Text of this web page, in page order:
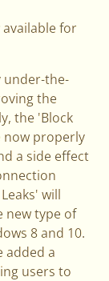
for
under-the-
the
the 'Block
properly
a side effect
will
new type of
8 and 10.
added a
users to